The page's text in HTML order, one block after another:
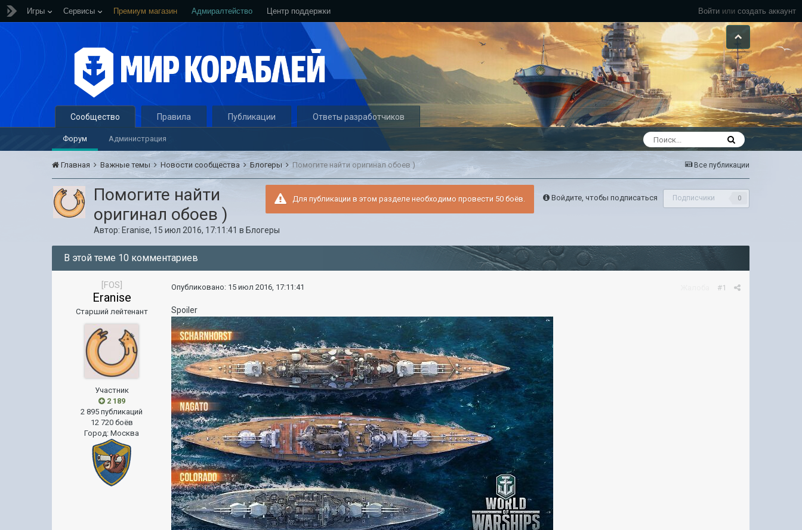
Войти или создать аккаунт
Игры Сервисы Премиум магазин Адмиралтейство Центр поддержки
Сообщество
Форум Администрация
Правила Публикации Ответы разработчиков
Все публикации
Главная Важные темы Новости сообщества Блогеры Помогите найти оригинал обоев )
Войдите, чтобы подписаться Подписчики 0
Для публикации в этом разделе необходимо провести 50 боёв.
Помогите найти
оригинал обоев )
Автор: Eranise, 15 июл 2016, 17:11:41 в Блогеры
В этой теме 10 комментариев
[FOS]
Eranise
Старший лейтенант
Участник
2 189
2 895 публикаций
12 720 боёв
Город:Москва
#1
Опубликовано: 15 июл 2016, 17:11:41
Spoiler